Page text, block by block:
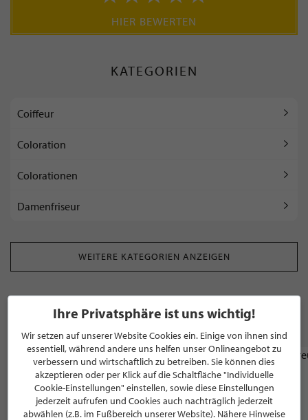
HIER BEWERTEN
KATEGORIEN
Coiffeur
Coloration
Colorationen
Damenfriseur
WEITERE KATEGORIEN ANZEIGEN
WEITERE STILPUNKTE GANZ IN DER NÄHE
VON "ZUCK FRISEURE"
ARCHITEKT
bla° Blässe Laser Architekten
Partnerschaft
Ihre Privatsphäre ist uns wichtig!
Wir setzen auf unserer Website Cookies ein. Einige von ihnen sind
essentiell, während andere uns helfen unser Onlineangebot zu
verbessern und wirtschaftlich zu betreiben. Sie können dies
akzeptieren oder per Klick auf die Schaltfläche "Individuelle
Cookie-Einstellungen" einstellen, sowie diese Einstellungen
jederzeit aufrufen und Cookies auch nachträglich jederzeit
abwählen (z.B. im Fußbereich unserer Website). Nähere Hinweise